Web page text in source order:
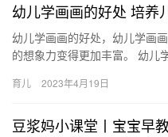
幼儿学画画的好处 培养
幼儿学画画的好处，幼儿学画
的想象力变得更加丰富。 幼儿
处…
育儿 2023年4月19日
豆浆妈小课堂丨宝宝早